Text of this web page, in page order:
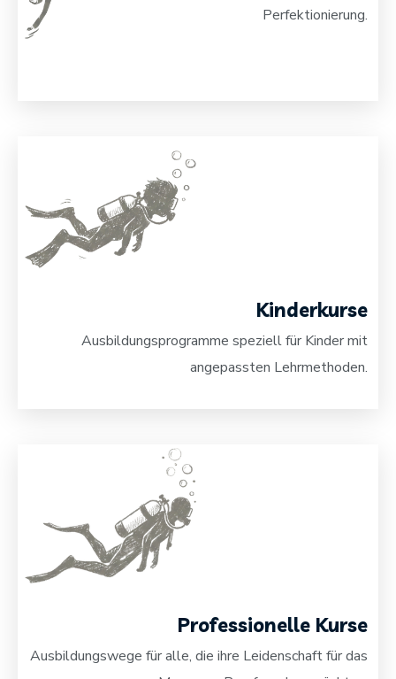
Perfektionierung.
Kinderkurse
Ausbildungsprogramme speziell für Kinder mit
angepassten Lehrmethoden.
Professionelle Kurse
Ausbildungswege für alle, die ihre Leidenschaft für das